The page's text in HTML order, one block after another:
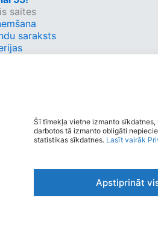
Šī tīmekļa vietne izmanto
darbotos tā izmanto obligāti
statistikas sīkdatnes. Lasīt vairāk
Apstiprināt
saites
saraksts